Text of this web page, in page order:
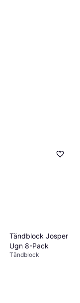
Tändblock Josper
Ugn 8-Pack
Tändblock